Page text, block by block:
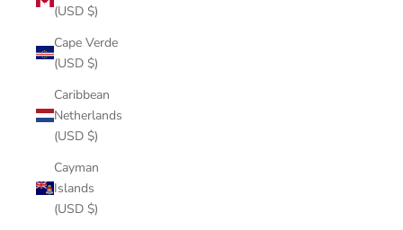
(USD $)
Cape Verde
(USD $)
Caribbean
Netherlands
(USD $)
Cayman
Islands
(USD $)